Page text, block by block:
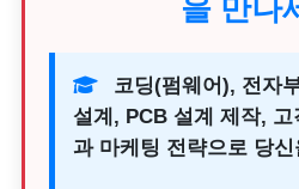
을 만나
코딩(펌웨어), 전자
설계, PCB 설계 제작,
과 마케팅 전략으로 당